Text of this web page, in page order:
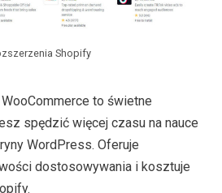
Shopify
to świetne
spędzić więcej czasu na nauce
WordPress. Oferuje
dostosowywania i kosztuje